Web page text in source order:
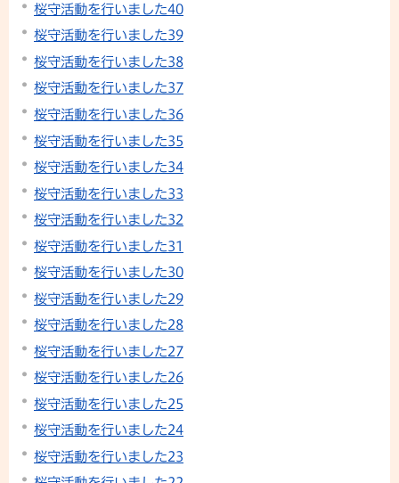
桜守活動を行いました40
桜守活動を行いました39
桜守活動を行いました38
桜守活動を行いました37
桜守活動を行いました36
桜守活動を行いました35
桜守活動を行いました34
桜守活動を行いました33
桜守活動を行いました32
桜守活動を行いました31
桜守活動を行いました30
桜守活動を行いました29
桜守活動を行いました28
桜守活動を行いました27
桜守活動を行いました26
桜守活動を行いました25
桜守活動を行いました24
桜守活動を行いました23